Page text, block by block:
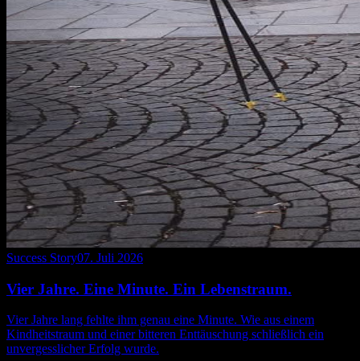
Success Story07. Juli 2026
Vier Jahre. Eine Minute. Ein Lebenstraum.
Vier Jahre lang fehlte ihm genau eine Minute. Wie aus einem
Kindheitstraum und einer bitteren Enttäuschung schließlich ein
unvergesslicher Erfolg wurde.